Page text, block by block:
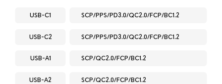
USB-C1 SCP/PPS/PD3.0/QC2.0/FCP/BC1.2
USB-C2 SCP/PPS/PD3.0/QC2.0/FCP/BC1.2
USB-A1 SCP/QC2.0/FCP/BC1.2
USB-A2 SCP/QC2.0/FCP/BC1.2